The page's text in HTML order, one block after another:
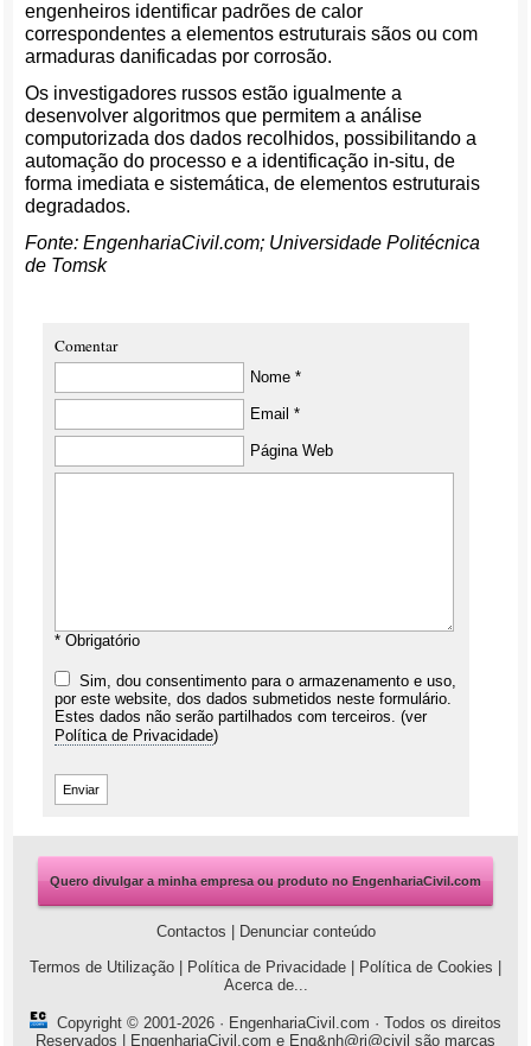
engenheiros identificar padrões de calor
correspondentes a elementos estruturais sãos ou com
armaduras danificadas por corrosão.
Os investigadores russos estão igualmente a
desenvolver algoritmos que permitem a análise
computorizada dos dados recolhidos, possibilitando a
automação do processo e a identificação in-situ, de
forma imediata e sistemática, de elementos estruturais
degradados.
Fonte: EngenhariaCivil.com; Universidade Politécnica
de Tomsk
Comentar
Nome *
Email *
Página Web
* Obrigatório
Sim, dou consentimento para o armazenamento e uso,
por este website, dos dados submetidos neste formulário.
Estes dados não serão partilhados com terceiros. (ver
Política de Privacidade)
Quero divulgar a minha empresa ou produto no EngenhariaCivil.com
Contactos
Denunciar conteúdo
Termos de Utilização
Política de Privacidade Política de Cookies
Acerca de...
Copyright © 2001-2026 · EngenhariaCivil.com · Todos os direitos
Reservados | EngenhariaCivil.com e Eng&nh@ri@civil são marcas